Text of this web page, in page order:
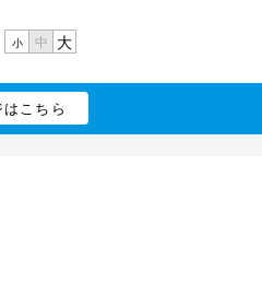
小 中 大
こちら